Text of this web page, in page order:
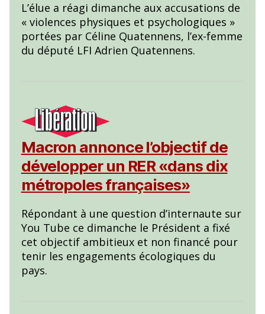
L’élue a réagi dimanche aux accusations de
« violences physiques et psychologiques »
portées par Céline Quatennens, l’ex-femme
du député LFI Adrien Quatennens.
Macron annonce l’objectif de
développer un RER «dans dix
métropoles françaises»
Répondant à une question d’internaute sur
You Tube ce dimanche le Président a fixé
cet objectif ambitieux et non financé pour
tenir les engagements écologiques du
pays.